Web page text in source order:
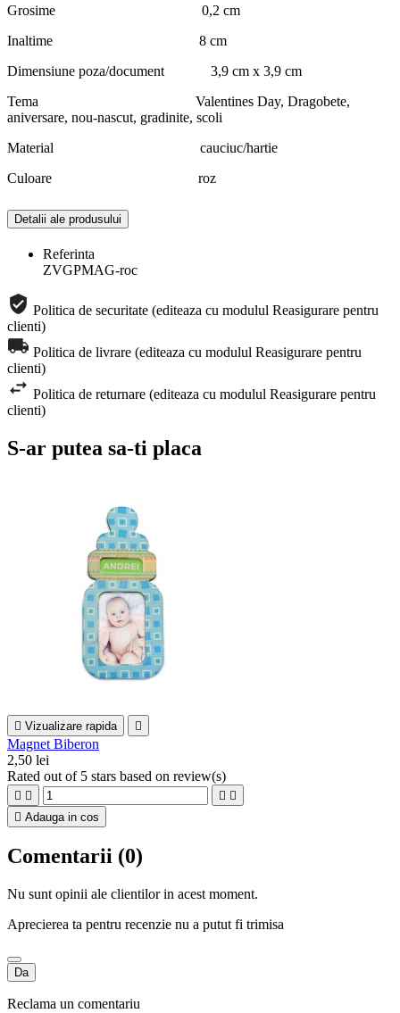
Grosime 0,2 cm
Inaltime 8 cm
Dimensiune poza/document 3,9 cm x 3,9 cm
Tema Valentines Day, Dragobete,
aniversare, nou-nascut, gradinite, scoli
Material cauciuc/hartie
Culoare roz
Detalii ale produsului
Referinta
ZVGPMAG-roc
Politica de securitate (editeaza cu modulul Reasigurare pentru
clienti)
Politica de livrare (editeaza cu modulul Reasigurare pentru
clienti)
Politica de returnare (editeaza cu modulul Reasigurare pentru
clienti)
S-ar putea sa-ti placa
 Vizualizare rapida 
Magnet Biberon
2,50 lei
Rated out of 5 stars based on review(s)
   
 Adauga in cos
Comentarii (0)
Nu sunt opinii ale clientilor in acest moment.
Aprecierea ta pentru recenzie nu a putut fi trimisa
Da
Reclama un comentariu